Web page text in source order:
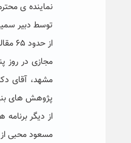
نماینده ی
توسط دبیر
مشهد، آقای
پژوهش های
از دیگر
مسعود محبی از